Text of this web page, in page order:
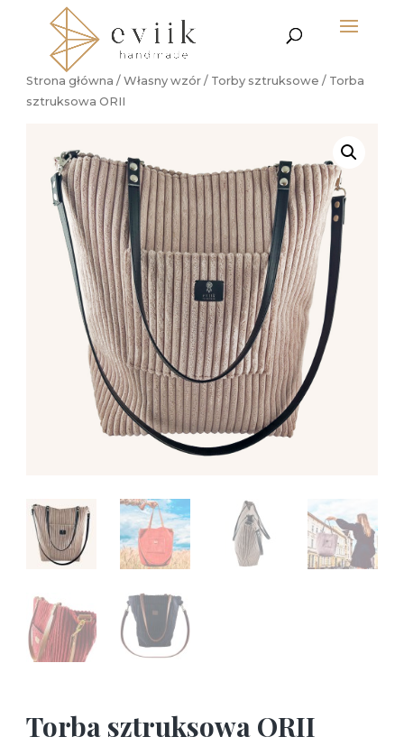
Strona główna /Własny wzór / Torby sztruksowe / Torba
sztruksowa ORII
Torba sztruksowa ORII